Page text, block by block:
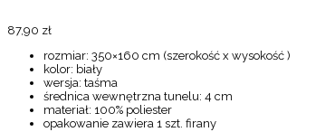
87,90 zł
rozmiar: 350×160 cm (szerokość x wysokość )
kolor: biały
wersja: taśma
średnica wewnętrzna tunelu: 4 cm
materiał: 100% poliester
opakowanie zawiera 1 szt. firany